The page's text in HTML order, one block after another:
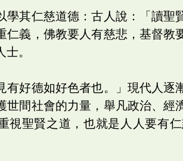
學其仁慈道德：古人說：「讀
仁義，佛教要人有慈悲，基督教
。
有好德如好色者也。」現代人
世間社會的力量，舉凡政治、
視聖賢之道，也就是人人要有